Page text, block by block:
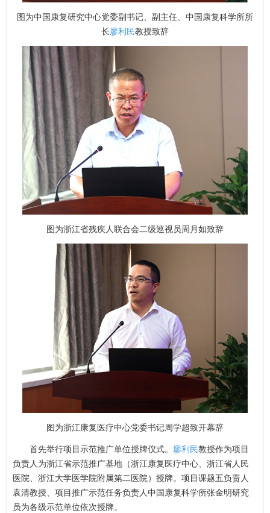
图为中国康复研究中心党委副书记、副主任、中国康复科学所所
长廖利民教授致辞
图为浙江省残疾人联合会二级巡视员周月如致辞
图为浙江康复医疗中心党委书记周学超致开幕辞
首先举行项目示范推广单位授牌仪式。 廖利民教授作为项目
负责人为浙江省示范推广基地（浙江康复医疗中心、浙江省人民
医院、浙江大学医学院附属第二医院）授牌。项目课题五负责人
袁清教授、项目推广示范任务负责人中国康复科学所张金明研究
员为各级示范单位依次授牌。